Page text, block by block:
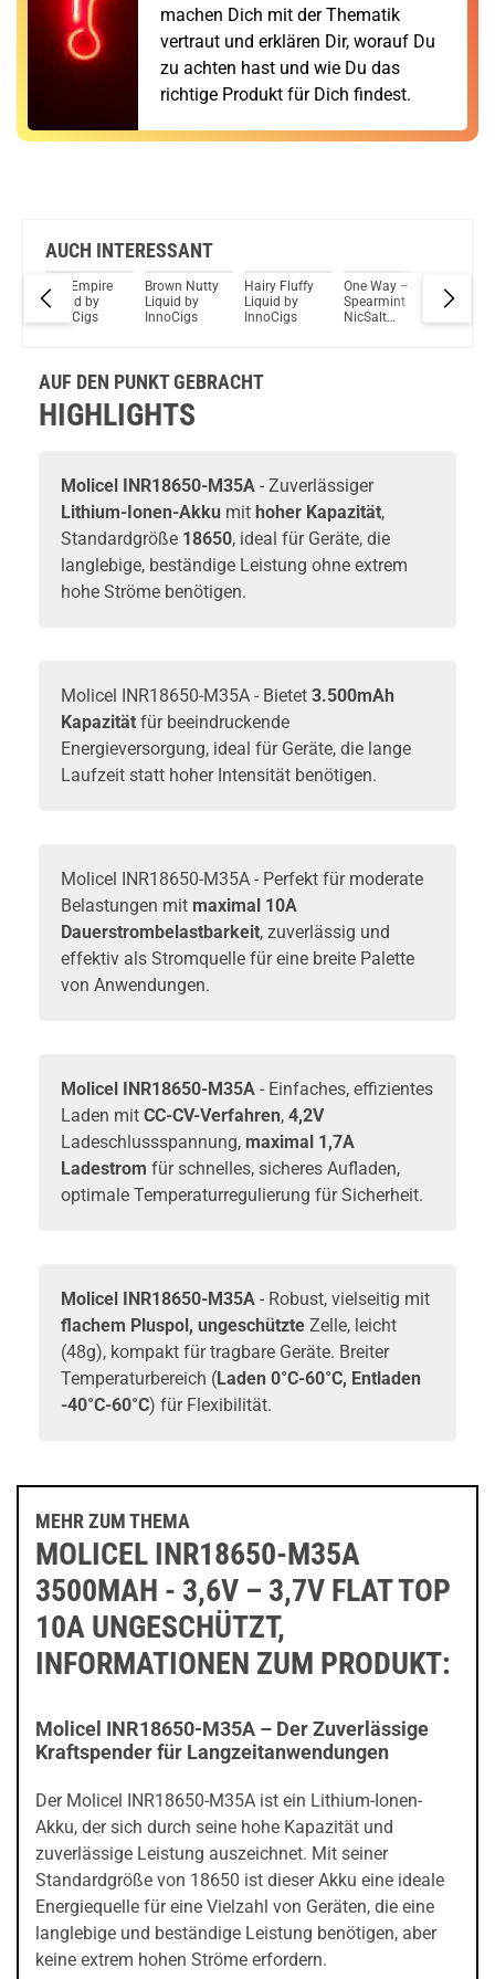
machen Dich mit der Thematik
vertraut und erklären Dir, worauf Du
zu achten hast und wie Du das
richtige Produkt für Dich findest.
AUCH INTERESSANT
The Empire
Liquid by
InnoCigs
Brown Nutty
Liquid by
InnoCigs
Hairy Fluffy
Liquid by
InnoCigs
One Way –
Spearmint
NicSalt
Inside
Liquid
AUF DEN PUNKT GEBRACHT
HIGHLIGHTS
Molicel INR18650-M35A - Zuverlässiger
Lithium-Ionen-Akku mit hoher Kapazität,
Standardgröße 18650, ideal für Geräte, die
langlebige, beständige Leistung ohne extrem
hohe Ströme benötigen.
Molicel INR18650-M35A - Bietet 3.500mAh
Kapazität für beeindruckende
Energieversorgung, ideal für Geräte, die lange
Laufzeit statt hoher Intensität benötigen.
Molicel INR18650-M35A - Perfekt für moderate
Belastungen mit maximal 10A
Dauerstrombelastbarkeit, zuverlässig und
effektiv als Stromquelle für eine breite Palette
von Anwendungen.
Molicel INR18650-M35A - Einfaches, effizientes
Laden mit CC-CV-Verfahren, 4,2V
Ladeschlussspannung, maximal 1,7A
Ladestrom für schnelles, sicheres Aufladen,
optimale Temperaturregulierung für Sicherheit.
Molicel INR18650-M35A - Robust, vielseitig mit
flachem Pluspol, ungeschützte Zelle, leicht
(48g), kompakt für tragbare Geräte. Breiter
Temperaturbereich (Laden 0°C-60°C, Entladen
-40°C-60°C) für Flexibilität.
MEHR ZUM THEMA
MOLICEL INR18650-M35A
3500MAH - 3,6V – 3,7V FLAT TOP
10A UNGESCHÜTZT,
INFORMATIONEN ZUM PRODUKT:
Molicel INR18650-M35A – Der Zuverlässige
Kraftspender für Langzeitanwendungen
Der Molicel INR18650-M35A ist ein Lithium-Ionen-
Akku, der sich durch seine hohe Kapazität und
zuverlässige Leistung auszeichnet. Mit seiner
Standardgröße von 18650 ist dieser Akku eine ideale
Energiequelle für eine Vielzahl von Geräten, die eine
langlebige und beständige Leistung benötigen, aber
keine extrem hohen Ströme erfordern.